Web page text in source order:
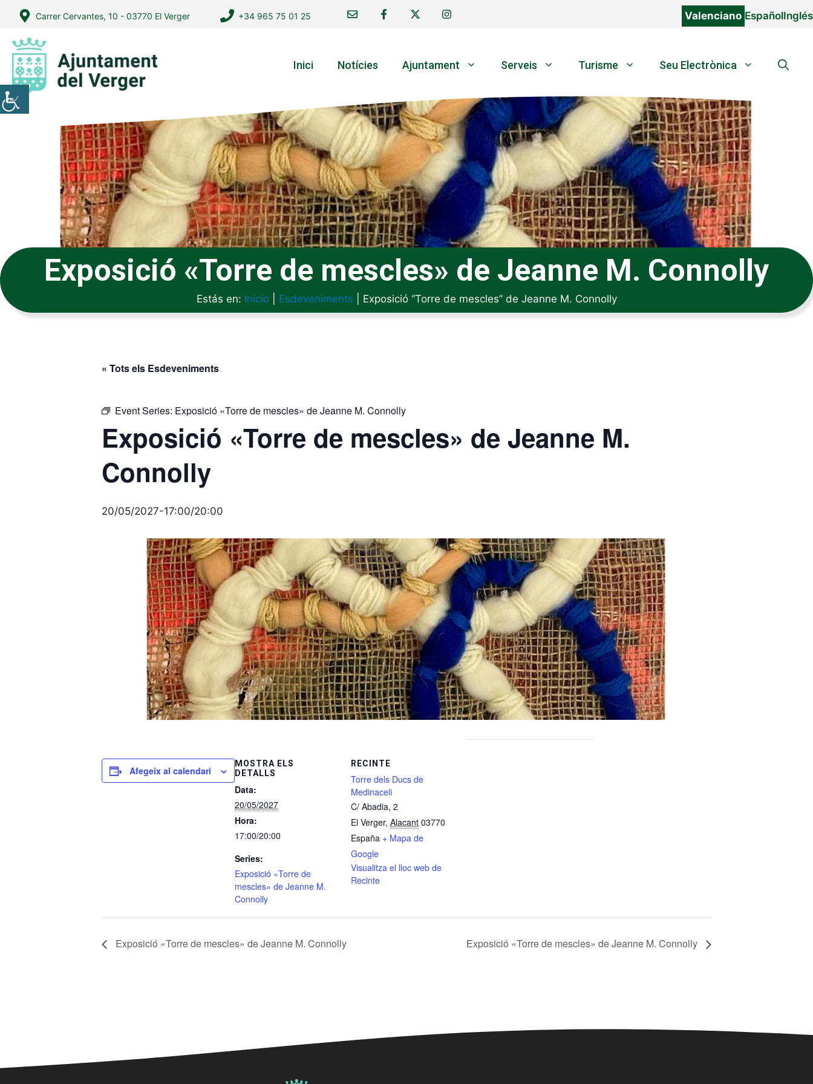
contingut
Carrer Cervantes, 10 - 03770 El Verger +34 965 75 01 25 Valenciano EspañolInglés
Inici Notícies Ajuntament Serveis Turisme Seu Electrònica
Exposició «Torre de mescles» de Jeanne M. Connolly
Estás en: Inicio| Esdeveniments Exposició “Torre de mescles” de Jeanne M. Connolly
« Tots els Esdeveniments
Event Series: Exposició «Torre de mescles» de Jeanne M. Connolly
Exposició «Torre de mescles» de Jeanne M.
Connolly
20/05/2027-17:00/20:00
Afegeix al calendari
MOSTRA ELS
DETALLS
Data:
20/05/2027
Hora:
17:00/20:00
Series:
Exposició «Torre de
mescles» de Jeanne M.
Connolly
RECINTE
Torre dels Ducs de
Medinaceli
C/ Abadia, 2
El Verger, Alacant 03770
España + Mapa de
Google
Visualitza el lloc web de
Recinte
Exposició «Torre de mescles» de Jeanne M. Connolly Exposició «Torre de mescles» de Jeanne M. Connolly